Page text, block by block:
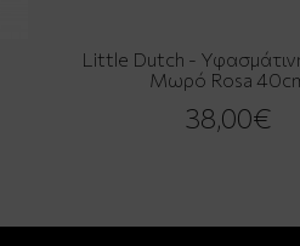
Little Dutch -
Μωρό Rosa
38,00€